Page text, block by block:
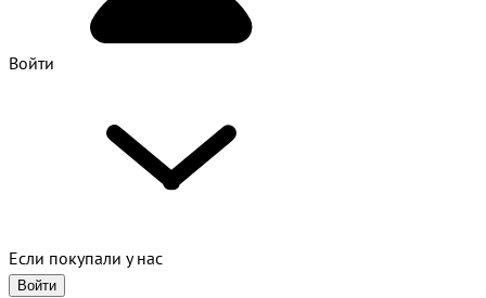
Войти
Если покупали у нас
Войти